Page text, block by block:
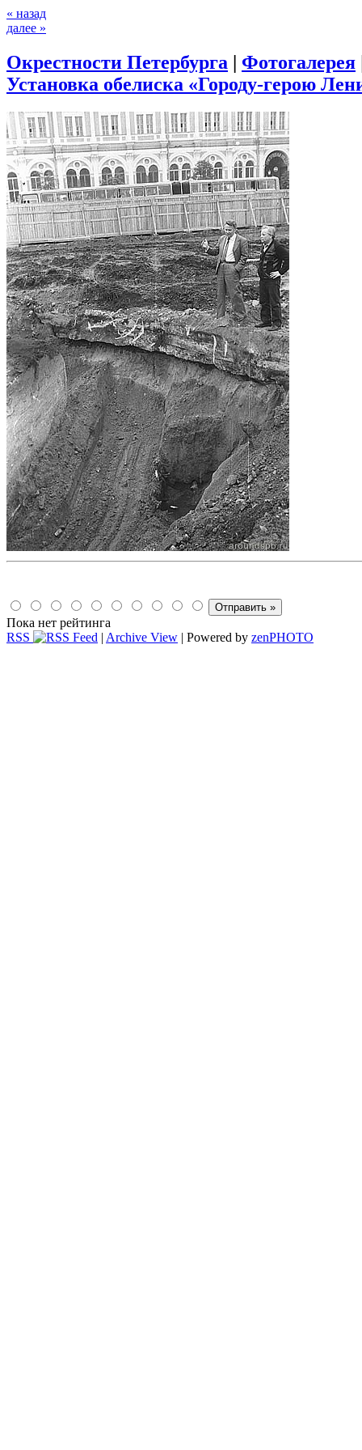
« назад
далее »
Окрестности Петербурга | Фотогалерея
Установка обелиска «Городу-герою
Пока нет рейтинга
RSS
| Archive View | Powered by zenPHOTO